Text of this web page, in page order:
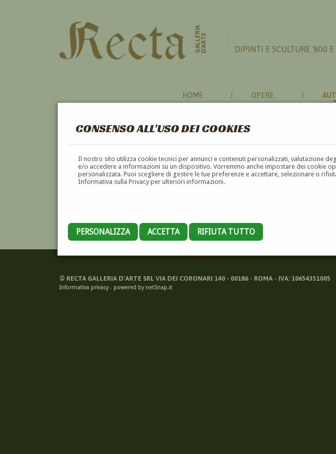
CONSENSO ALL'USO DEI COOKIES
Il nostro sito utilizza cookie tecnici per annunci e contenuti personalizzati, valutazione
e/o accedere a informazioni su un dispositivo. Vorremmo anche impostare dei cookie
personalizzata. Puoi scegliere di gestire le tue preferenze e accettare, selezionare o
Informativa sulla Privacy per ulteriori informazioni.
PERSONALIZZA ACCETTA RIFIUTA TUTTO
GALLERIAD'ARTE DIPINTI E SCULTURE '800
HOME OPERE
PITTORI
A B C D E F G H I J K L M
© RECTA GALLERIA D'ARTE SRL VIA DEI CORONARI 140 - 00186 - ROMA - IVA: 10654351005
Informativa privacy- powered by netSnap.it